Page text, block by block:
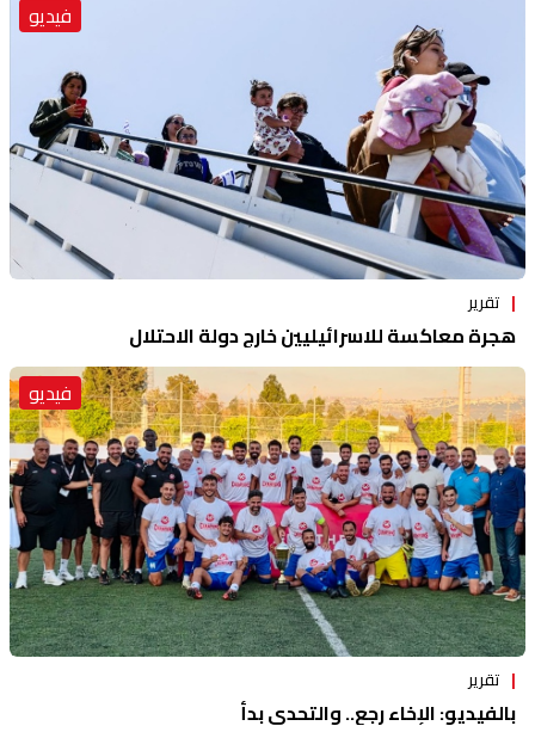
فيديو
تقرير
هجرة معاكسة للاسرائيليين خارج دولة الاحتلال
فيديو
تقرير
بالفيديو: الإخاء رجع.. والتحدي بدأ